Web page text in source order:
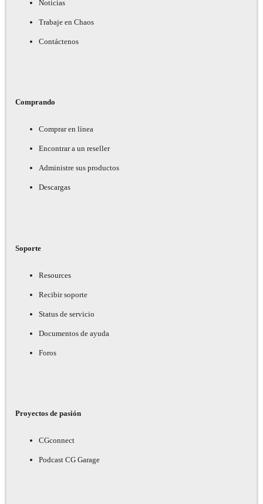
Noticias
Trabaje en Chaos
Contáctenos
Comprando
Comprar en línea
Encontrar a un reseller
Administre sus productos
Descargas
Soporte
Resources
Recibir soporte
Status de servicio
Documentos de ayuda
Foros
Proyectos de pasión
CGconnect
Podcast CG Garage